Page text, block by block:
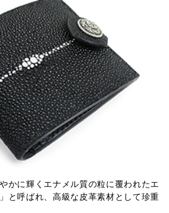
かに輝くエナメル質の粒に覆われたエ
と呼ばれ、高級な皮革素材として珍重